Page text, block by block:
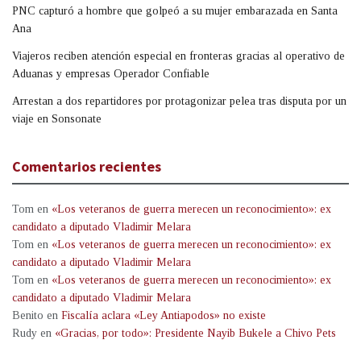
PNC capturó a hombre que golpeó a su mujer embarazada en Santa
Ana
Viajeros reciben atención especial en fronteras gracias al operativo de
Aduanas y empresas Operador Confiable
Arrestan a dos repartidores por protagonizar pelea tras disputa por un
viaje en Sonsonate
Comentarios recientes
Tom en «Los veteranos de guerra merecen un reconocimiento»: ex
candidato a diputado Vladimir Melara
Tom en «Los veteranos de guerra merecen un reconocimiento»: ex
candidato a diputado Vladimir Melara
Tom en «Los veteranos de guerra merecen un reconocimiento»: ex
candidato a diputado Vladimir Melara
Benito en Fiscalía aclara «Ley Antiapodos» no existe
Rudy en «Gracias, por todo»: Presidente Nayib Bukele a Chivo Pets